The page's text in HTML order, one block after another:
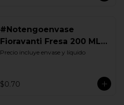
#Notengoenvase
Fioravanti Fresa 200 ML.
Retornable
Precio incluye envase y líquido
$0.70